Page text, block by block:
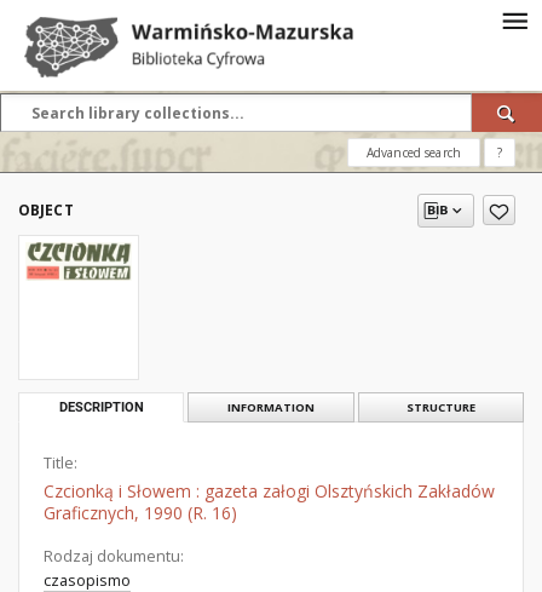
Advanced search ?
OBJECT
DESCRIPTION INFORMATION STRUCTURE
Title:
Czcionką i Słowem : gazeta załogi Olsztyńskich Zakładów
Graficznych, 1990 (R. 16)
Rodzaj dokumentu:
czasopismo